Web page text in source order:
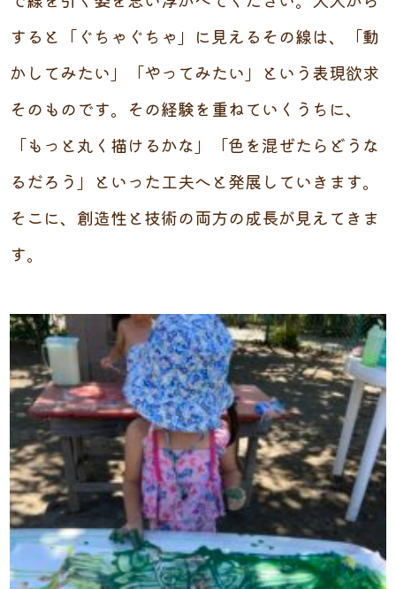
すると「ぐちゃぐちゃ」に見えるその線は、「動
かしてみたい」「やってみたい」という表現欲求
そのものです。その経験を重ねていくうちに、
「もっと丸く描けるかな」「色を混ぜたらどうな
るだろう」といった工夫へと発展していきます。
そこに、創造性と技術の両方の成長が見えてきま
す。